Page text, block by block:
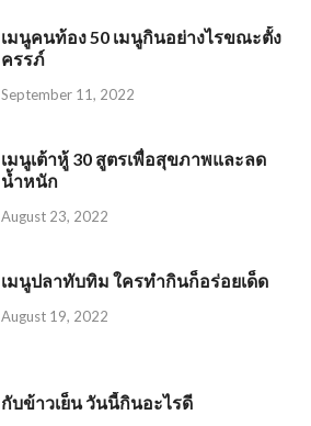
เมนูคนท้อง 50 เมนูกินอย่างไรขณะตั้ง
ครรภ์
September 11, 2022
เมนูเต้าหู้ 30 สูตรเพื่อสุขภาพและลด
น้ำหนัก
August 23, 2022
เมนูปลาทับทิม ใครทำกินก็อร่อยเด็ด
August 19, 2022
กับข้าวเย็น วันนี้กินอะไรดี